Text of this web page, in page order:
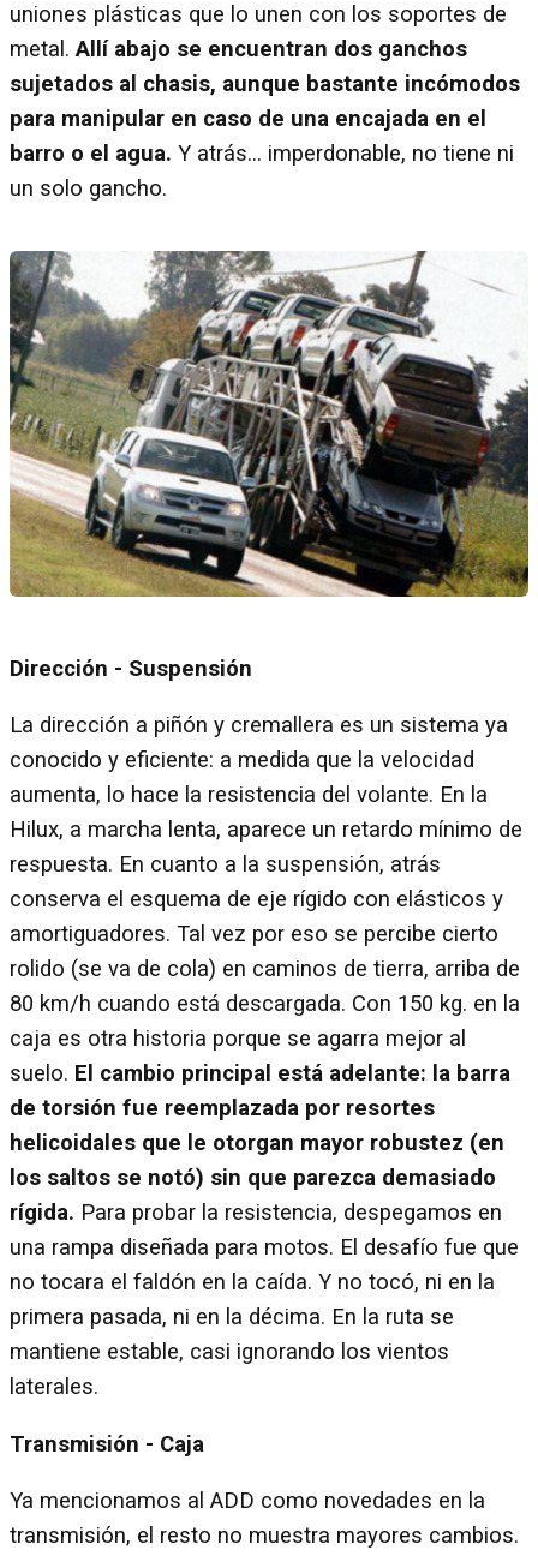
uniones plásticas que lo unen con los soportes de
metal.Allí abajo se encuentran dos ganchos
sujetados al chasis, aunque bastante incómodos
para manipular en caso de una encajada en el
barro o el agua. Y atrás... imperdonable, no tiene ni
un solo gancho.
Dirección - Suspensión
La dirección a piñón y cremallera es un sistema ya
conocido y eficiente: a medida que la velocidad
aumenta, lo hace la resistencia del volante. En la
Hilux, a marcha lenta, aparece un retardo mínimo de
respuesta. En cuanto a la suspensión, atrás
conserva el esquema de eje rígido con elásticos y
amortiguadores. Tal vez por eso se percibe cierto
rolido (se va de cola) en caminos de tierra, arriba de
80 km/h cuando está descargada. Con 150 kg. en la
caja es otra historia porque se agarra mejor al
suelo. El cambio principal está adelante: la barra
de torsión fue reemplazada por resortes
helicoidales que le otorgan mayor robustez (en
los saltos se notó) sin que parezca demasiado
rígida. Para probar la resistencia, despegamos en
una rampa diseñada para motos. El desafío fue que
no tocara el faldón en la caída. Y no tocó, ni en la
primera pasada, ni en la décima. En la ruta se
mantiene estable, casi ignorando los vientos
laterales.
Transmisión - Caja
Ya mencionamos al ADD como novedades en la
transmisión, el resto no muestra mayores cambios.